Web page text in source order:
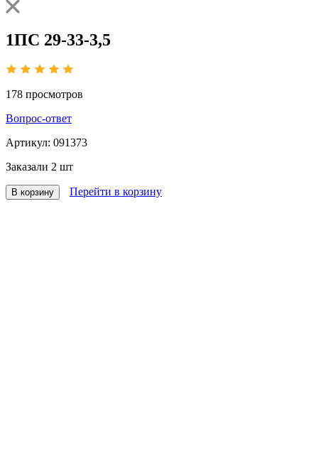
1ПС 29-33-3,5
178 просмотров
Вопрос-ответ
Артикул: 091373
Заказали 2 шт
В корзину Перейти в корзину